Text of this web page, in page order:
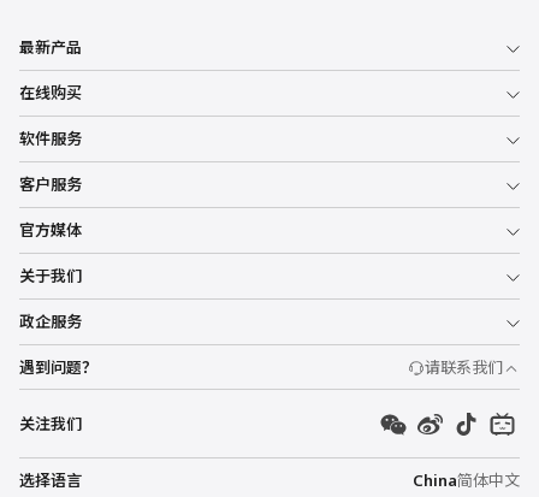
最新产品
在线购买
软件服务
客户服务
官方媒体
关于我们
政企服务
遇到问题？ 请联系我们
关注我们
选择语言 China简体中文